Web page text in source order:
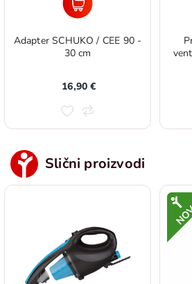
Adapter SCHUKO / CEE 90 -
30 cm
16,90 €
Slični proizvodi